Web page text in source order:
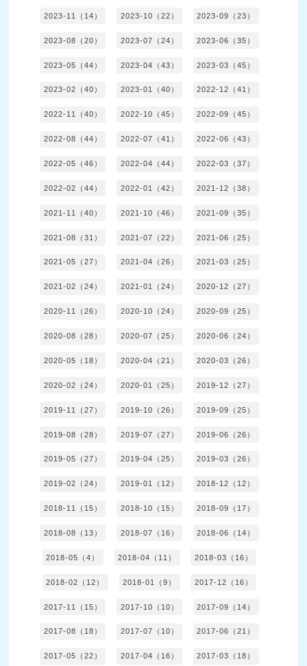
2023-11（14） 2023-10（22） 2023-09（23）
2023-08（20） 2023-07（24） 2023-06（35）
2023-05（44） 2023-04（43） 2023-03（45）
2023-02（40） 2023-01（40） 2022-12（41）
2022-11（40） 2022-10（45） 2022-09（45）
2022-08（44） 2022-07（41） 2022-06（43）
2022-05（46） 2022-04（44） 2022-03（37）
2022-02（44） 2022-01（42） 2021-12（38）
2021-11（40） 2021-10（46） 2021-09（35）
2021-08（31） 2021-07（22） 2021-06（25）
2021-05（27） 2021-04（26） 2021-03（25）
2021-02（24） 2021-01（24） 2020-12（27）
2020-11（26） 2020-10（24） 2020-09（25）
2020-08（28） 2020-07（25） 2020-06（24）
2020-05（18） 2020-04（21） 2020-03（26）
2020-02（24） 2020-01（25） 2019-12（27）
2019-11（27） 2019-10（26） 2019-09（25）
2019-08（28） 2019-07（27） 2019-06（26）
2019-05（27） 2019-04（25） 2019-03（26）
2019-02（24） 2019-01（12） 2018-12（12）
2018-11（15） 2018-10（15） 2018-09（17）
2018-08（13） 2018-07（16） 2018-06（14）
2018-05（4） 2018-04（11） 2018-03（16）
2018-02（12） 2018-01（9） 2017-12（16）
2017-11（15） 2017-10（10） 2017-09（14）
2017-08（18） 2017-07（10） 2017-06（21）
2017-05（22） 2017-04（16） 2017-03（18）